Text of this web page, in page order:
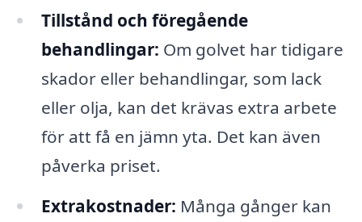
Tillstånd och föregående
behandlingar: Om golvet har tidigare
skador eller behandlingar, som lack
eller olja, kan det krävas extra arbete
för att få en jämn yta. Det kan även
påverka priset.
Extrakostnader: Många gånger kan